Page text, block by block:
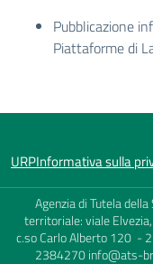
Pubblicazione
Piattaforme di
URPInformativa sulla
Agenzia di Tutela
territoriale: viale
c.so Carlo Alberto 120 -
2384270 info@ats-